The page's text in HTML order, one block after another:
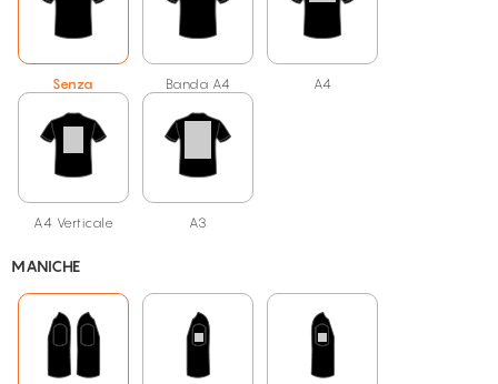
Senza Banda A4 A4
A4 Verticale A3
MANICHE